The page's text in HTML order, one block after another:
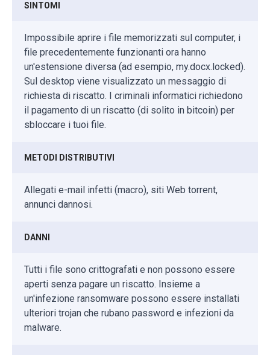
SINTOMI
Impossibile aprire i file memorizzati sul computer, i
file precedentemente funzionanti ora hanno
un'estensione diversa (ad esempio, my.docx.locked).
Sul desktop viene visualizzato un messaggio di
richiesta di riscatto. I criminali informatici richiedono
il pagamento di un riscatto (di solito in bitcoin) per
sbloccare i tuoi file.
METODI DISTRIBUTIVI
Allegati e-mail infetti (macro), siti Web torrent,
annunci dannosi.
DANNI
Tutti i file sono crittografati e non possono essere
aperti senza pagare un riscatto. Insieme a
un'infezione ransomware possono essere installati
ulteriori trojan che rubano password e infezioni da
malware.